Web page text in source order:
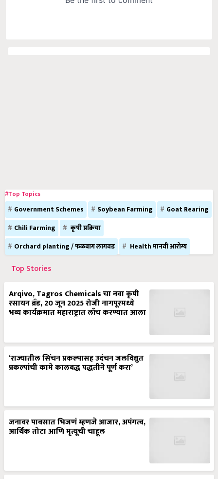
#Top Topics
Government Schemes Soybean Farming
Goat Rearing
Chili Farming
कृषी प्रक्रिया
Orchard planting / फळबाग लागवड
Health मानवी आरोग्य
Top Stories
Arqivo, Tagros Chemicals चा नवा कृषी
रसायन ब्रँड, 20 जून 2025 रोजी नागपूरमध्ये
भव्य कार्यक्रमात महाराष्ट्रात लाँच करण्यात आला
‘राज्यातील सिंचन प्रकल्पासह उदंचन जलविद्युत
प्रकल्पांची कामे कालबद्ध पद्धतीने पूर्ण करा’
जनावर पावसात भिजणं म्हणजे आजार, अपंगत्व,
आर्थिक तोटा आणि मृत्यूची चाहूल